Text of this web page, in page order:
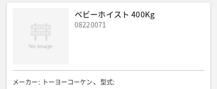
ベビーホイスト 400Kg
08220071
メーカー : トーヨーコーケン 型式: